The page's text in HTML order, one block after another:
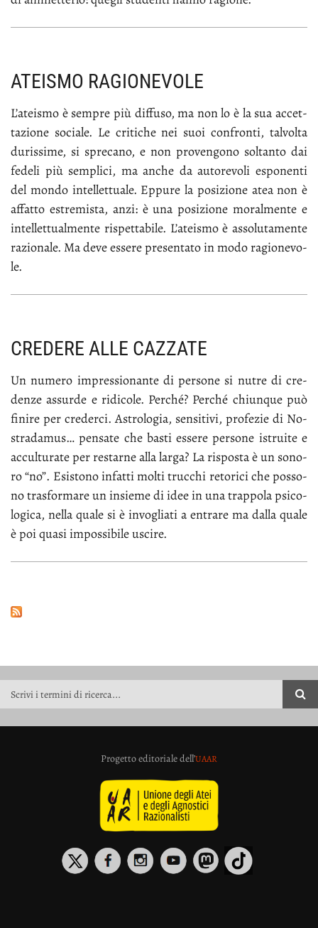
ATEISMO RAGIONEVOLE
L’a­tei­smo è sem­pre più dif­fu­so, ma non lo è la sua ac­cet­
ta­zio­ne so­cia­le. Le cri­ti­che nei suoi con­fron­ti, tal­vol­ta
du­ris­si­me, si spre­ca­no, e non pro­ven­go­no sol­tan­to dai
fe­de­li più sem­pli­ci, ma an­che da au­to­re­vo­li espo­nen­ti
del mon­do in­tel­let­tua­le. Ep­pu­re la po­si­zio­ne atea non è
af­fat­to estre­mi­sta, an­zi: è una po­si­zio­ne mo­ral­men­te e
in­tel­let­tual­men­te ri­spet­ta­bi­le. L’a­tei­smo è as­so­lu­ta­men­te
ra­zio­na­le. Ma de­ve es­se­re pre­sen­ta­to in mo­do ra­gio­ne­vo­
le.
CREDERE ALLE CAZZATE
Un nu­me­ro im­pres­sio­nan­te di per­so­ne si nu­tre di cre­
den­ze as­sur­de e ri­di­co­le. Per­ché? Per­ché chiun­que può
fi­ni­re per cre­der­ci. Astro­lo­gia, sen­si­ti­vi, pro­fe­zie di No­
stra­da­mus… pen­sa­te che ba­sti es­se­re per­so­ne istrui­te e
ac­cul­tu­ra­te per re­star­ne al­la lar­ga? La ri­spo­sta è un so­no­
ro “no”. Esi­sto­no in­fat­ti mol­ti truc­chi re­to­ri­ci che pos­so­
no tra­sfor­ma­re un in­sie­me di idee in una trap­po­la psi­co­
lo­gi­ca, nel­la qua­le si è in­vo­glia­ti a en­tra­re ma dal­la qua­le
è poi qua­si im­pos­si­bi­le usci­re.
FORM DI RICERCA
Progetto editoriale dell’UAAR